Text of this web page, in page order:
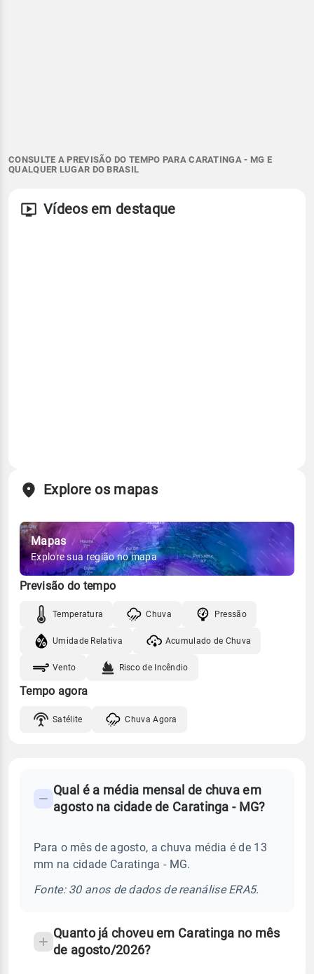
CONSULTE A PREVISÃO DO TEMPO PARA CARATINGA - MG E
QUALQUER LUGAR DO BRASIL
Vídeos em destaque
Explore os mapas
Mapas
Explore sua região no mapa
Previsão do tempo
Temperatura Chuva Pressão
Umidade Relativa Acumulado de Chuva
Vento Risco de Incêndio
Tempo agora
Satélite Chuva Agora
Perguntas
sobre
chuva
Qual é a média mensal de chuva em
agosto na cidade de Caratinga - MG?
Para o mês de agosto, a chuva média é de 13
mm na cidade Caratinga - MG.
Fonte: 30 anos de dados de reanálise ERA5.
Quanto já choveu em Caratinga no mês
de agosto/2026?